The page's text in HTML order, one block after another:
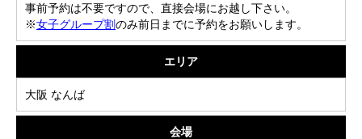
事前予約は不要ですので、直接会場にお越し下さい。
※女子グループ割のみ前日までに予約をお願いします。
エリア
大阪 なんば
会場